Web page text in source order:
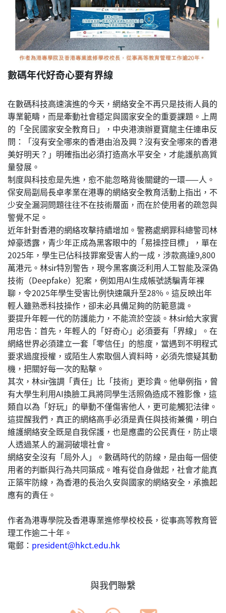
數碼年代好奇心要有界線
在數碼科技高速演進的今天，網絡安全不再只是技術人員的
專業範疇，而是牽動社會穩定與國家安全的重要課題。上周
的「全民國家安全教育日」，中央港澳辦夏寶龍主任連串反
問：「沒有安全哪來的香港由治及興？沒有安全哪來的香港
美好明天？」明確指出必須打造高水平安全，才能護航高質
量發展。
制度與科技愈是先進，愈不能忽略背後關鍵的一環——人。
保安局副局長卓孝業在港專的網絡安全教育活動上指出，不
少安全漏洞問題往往不在技術層面，而在於使用者的疏忽與
警覺不足。
近年針對香港的網絡攻擊持續增加。警務處網罪科總警司林
焯豪透露，青少年正成為黑客眼中的「易操控目標」，單在
2025年，學生已佔科技罪案受害人約一成，涉款高達9,800
萬港元。林sir特別警告，現今黑客廣泛利用人工智能及深偽
技術（Deepfake）犯案，例如用AI生成帳號誘騙青年裸
聊，令2025年學生受害比例快速飆升至28%。這反映出年
輕人雖熟悉科技操作，卻未必具備足夠的防範意識。
要提升年輕一代的防護能力，不能流於空談。林sir給大家實
用忠告：首先，年輕人的「好奇心」必須要有「界線」。在
網絡世界必須建立一套「零信任」的態度，當遇到不明程式
要求過度授權，或陌生人索取個人資料時，必須先懷疑其動
機，把關好每一次的點擊。
其次，林sir強調「責任」比「技術」更珍貴。他舉例指，曾
有大學生利用AI換臉工具將同學生活照偽造成不雅影像，這
類自以為「好玩」的舉動不僅傷害他人，更可能觸犯法律。
這提醒我們，真正的網絡高手必須是責任與技術兼備，明白
維護網絡安全既是自我保護，也是應盡的公民責任，防止壞
人透過某人的漏洞破壞社會。
網絡安全沒有「局外人」。數碼時代的防線，是由每一個使
用者的判斷與行為共同築成。唯有從自身做起，社會才能真
正築牢防線，為香港的長治久安與國家的網絡安全，承擔起
應有的責任。
作者為港專學院及香港專業進修學校校長，從事高等教育管
理工作逾二十年。
電郵： president@hkct.edu.hk
與我們聯繫